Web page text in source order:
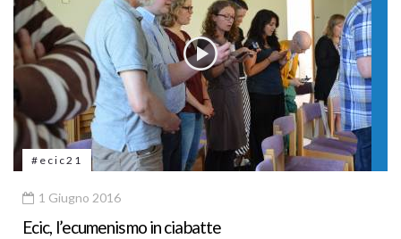
#ecic21
1 Giugno 2016
Ecic, l’ecumenismo in ciabatte